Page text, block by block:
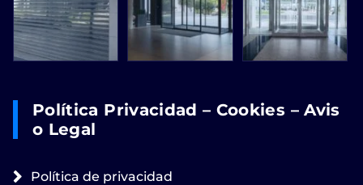
Política Privacidad – Cookies – Avis
O Legal
Política de privacidad